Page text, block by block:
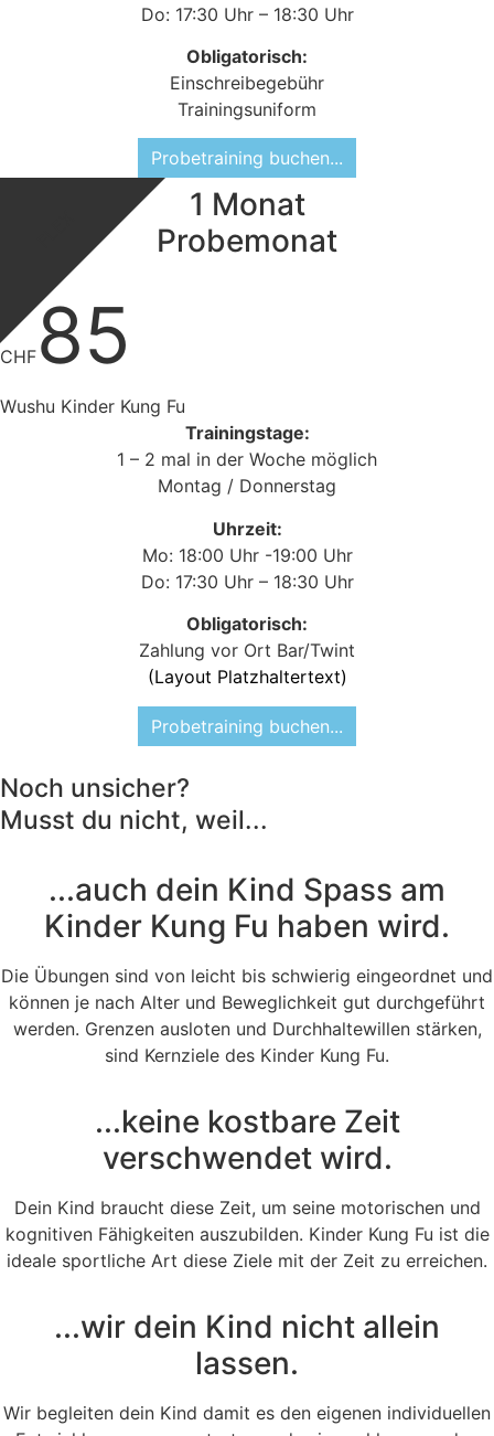
Do: 17:30 Uhr – 18:30 Uhr
Obligatorisch:
Einschreibegebühr
Trainingsuniform
Probetraining buchen...
1 Monat
Probemonat
CHF85
Wushu Kinder Kung Fu
Trainingstage:
1 – 2 mal in der Woche möglich
Montag / Donnerstag
Uhrzeit:
Mo: 18:00 Uhr -19:00 Uhr
Do: 17:30 Uhr – 18:30 Uhr
Obligatorisch:
Zahlung vor Ort Bar/Twint
(Layout Platzhaltertext)
Probetraining buchen...
Noch unsicher?
Musst du nicht, weil...
...auch dein Kind Spass am
Kinder Kung Fu haben wird.
Die Übungen sind von leicht bis schwierig eingeordnet und
können je nach Alter und Beweglichkeit gut durchgeführt
werden. Grenzen ausloten und Durchhaltewillen stärken,
sind Kernziele des Kinder Kung Fu.
...keine kostbare Zeit
verschwendet wird.
Dein Kind braucht diese Zeit, um seine motorischen und
kognitiven Fähigkeiten auszubilden. Kinder Kung Fu ist die
ideale sportliche Art diese Ziele mit der Zeit zu erreichen.
...wir dein Kind nicht allein
lassen.
Wir begleiten dein Kind damit es den eigenen individuellen